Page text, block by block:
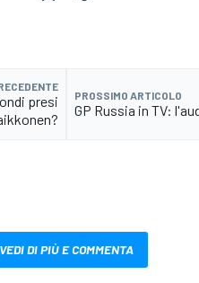
presi
PROSSIMO ARTICOLO
GP Russia in TV:
VEDI DI PIÙ E COMMENTA